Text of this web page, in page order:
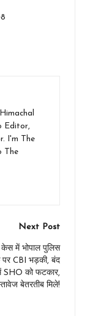
Editor,
I'm The
The
Next Post
केस में भोपाल पुलिस
CBI भड़की, बंद
SHO को फटकार,
बेतरतीब मिले!